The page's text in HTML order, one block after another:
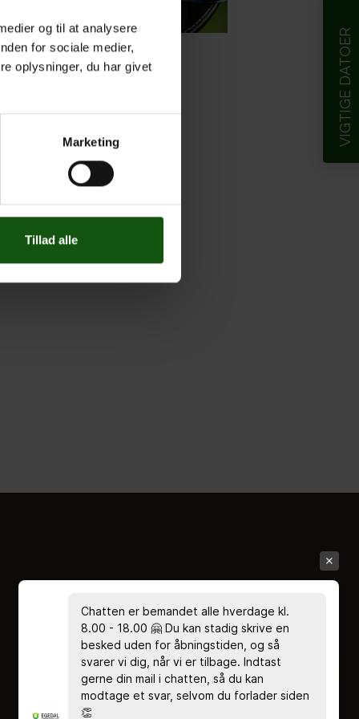
og til at analysere
for sociale medier,
oplysninger, du har givet
Marketing
Tillad alle
VIGTIGE DATOER
2026
Chatten er bemandet alle hverdage kl.
8.00 - 18.00 🤗 Du kan stadig skrive en
besked uden for åbningstiden, og så
svarer vi dig, når vi er tilbage. Indtast
gerne din mail i chatten, så du kan
modtage et svar, selvom du forlader siden
👏